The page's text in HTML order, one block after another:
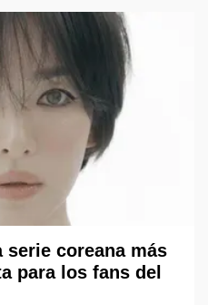
coreana más
para los fans del